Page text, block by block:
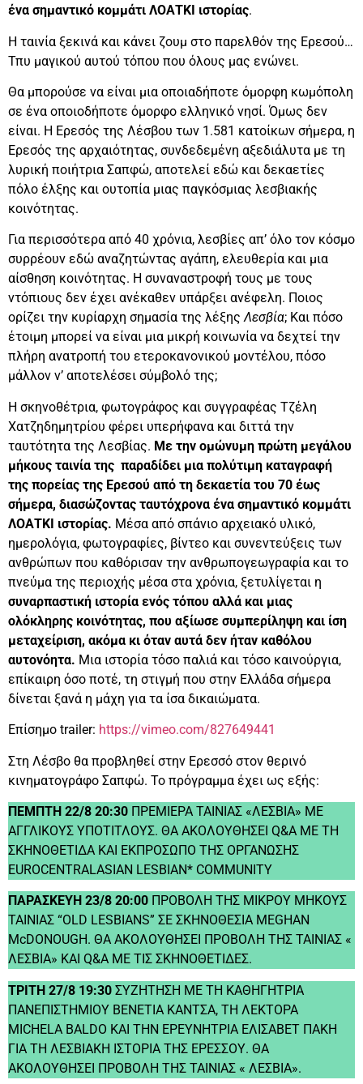
ένα σημαντικό κομμάτι ΛΟΑΤΚΙ ιστορίας.
Η ταινία ξεκινά και κάνει ζουμ στο παρελθόν της Ερεσού…
Τπυ μαγικού αυτού τόπου που όλους μας ενώνει.
Θα μπορούσε να είναι μια οποιαδήποτε όμορφη κωμόπολη
σε ένα οποιοδήποτε όμορφο ελληνικό νησί. Όμως δεν
είναι. Η Ερεσός της Λέσβου των 1.581 κατοίκων σήμερα, η
Ερεσός της αρχαιότητας, συνδεδεμένη αξεδιάλυτα με τη
λυρική ποιήτρια Σαπφώ, αποτελεί εδώ και δεκαετίες
πόλο έλξης και ουτοπία μιας παγκόσμιας λεσβιακής
κοινότητας.
Για περισσότερα από 40 χρόνια, λεσβίες απ’ όλο τον κόσμο
συρρέουν εδώ αναζητώντας αγάπη, ελευθερία και μια
αίσθηση κοινότητας. Η συναναστροφή τους με τους
ντόπιους δεν έχει ανέκαθεν υπάρξει ανέφελη. Ποιος
ορίζει την κυρίαρχη σημασία της λέξηςΛεσβία; Και πόσο
έτοιμη μπορεί να είναι μια μικρή κοινωνία να δεχτεί την
πλήρη ανατροπή του ετεροκανονικού μοντέλου, πόσο
μάλλον ν’ αποτελέσει σύμβολό της;
Η σκηνοθέτρια, φωτογράφος και συγγραφέας Τζέλη
Χατζηδημητρίου φέρει υπερήφανα και διττά την
ταυτότητα της Λεσβίας. Με την ομώνυμη πρώτη μεγάλου
μήκους ταινία της παραδίδει μια πολύτιμη καταγραφή
της πορείας της Ερεσού από τη δεκαετία του 70 έως
σήμερα, διασώζοντας ταυτόχρονα ένα σημαντικό κομμάτι
ΛΟΑΤΚΙ ιστορίας. Μέσα από σπάνιο αρχειακό υλικό,
ημερολόγια, φωτογραφίες, βίντεο και συνεντεύξεις των
ανθρώπων που καθόρισαν την ανθρωπογεωγραφία και το
πνεύμα της περιοχής μέσα στα χρόνια, ξετυλίγεται η
συναρπαστική ιστορία ενός τόπου αλλά και μιας
ολόκληρης κοινότητας, που αξίωσε συμπερίληψη και ίση
μεταχείριση, ακόμα κι όταν αυτά δεν ήταν καθόλου
αυτονόητα. Μια ιστορία τόσο παλιά και τόσο καινούργια,
επίκαιρη όσο ποτέ, τη στιγμή που στην Ελλάδα σήμερα
δίνεται ξανά η μάχη για τα ίσα δικαιώματα.
Επίσημο trailer: https://vimeo.com/827649441
Στη Λέσβο θα προβληθεί στην Ερεσσό στον θερινό
κινηματογράφο Σαπφώ. Το πρόγραμμα έχει ως εξής:
ΠΕΜΠΤΗ 22/8 20:30 ΠΡΕΜΙΕΡΑ ΤΑΙΝΙΑΣ «ΛΕΣΒΙΑ» ΜΕ
ΑΓΓΛΙΚΟΥΣ ΥΠΟΤΙΤΛΟΥΣ. ΘΑ ΑΚΟΛΟΥΘΗΣΕΙ Q&A ΜΕ ΤΗ
ΣΚΗΝΟΘΕΤΙΔΑ ΚΑΙ ΕΚΠΡΟΣΩΠΟ ΤΗΣ ΟΡΓΑΝΩΣΗΣ
EUROCENTRALASIAN LESBIAN* COMMUNITY
ΠΑΡΑΣΚΕΥΗ 23/8 20:00 ΠΡΟΒΟΛΗ ΤΗΣ ΜΙΚΡΟΥ ΜΗΚΟΥΣ
ΤΑΙΝΙΑΣ “OLD LESBIANS” ΣΕ ΣΚΗΝΟΘΕΣΙΑ MEGHAN
McDONOUGH. ΘΑ ΑΚΟΛΟΥΘΗΣΕΙ ΠΡΟΒΟΛΗ ΤΗΣ ΤΑΙΝΙΑΣ «
ΛΕΣΒΙΑ» ΚΑΙ Q&A ΜΕ ΤΙΣ ΣΚΗΝΟΘΕΤΙΔΕΣ.
ΤΡΙΤΗ 27/8 19:30 ΣΥΖΗΤΗΣΗ ΜΕ ΤΗ ΚΑΘΗΓΗΤΡΙΑ
ΠΑΝΕΠΙΣΤΗΜΙΟΥ ΒΕΝΕΤΙΑ ΚΑΝΤΣΑ, ΤΗ ΛΕΚΤΟΡΑ
MICHELA BALDO ΚΑΙ ΤΗΝ ΕΡΕΥΝΗΤΡΙΑ ΕΛΙΣΑΒΕΤ ΠΑΚΗ
ΓΙΑ ΤΗ ΛΕΣΒΙΑΚΗ ΙΣΤΟΡΙΑ ΤΗΣ ΕΡΕΣΣΟΥ. ΘΑ
ΑΚΟΛΟΥΘΗΣΕΙ ΠΡΟΒΟΛΗ ΤΗΣ ΤΑΙΝΙΑΣ « ΛΕΣΒΙΑ».